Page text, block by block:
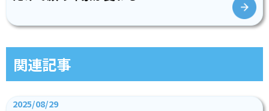
関連記事
2025/08/29